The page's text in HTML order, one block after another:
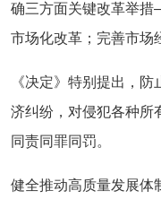
确三方面关键改革举
市场化改革；完善市
《决定》特别提出，
济纠纷，对侵犯各种所
同责同罪同罚。
健全推动高质量发展